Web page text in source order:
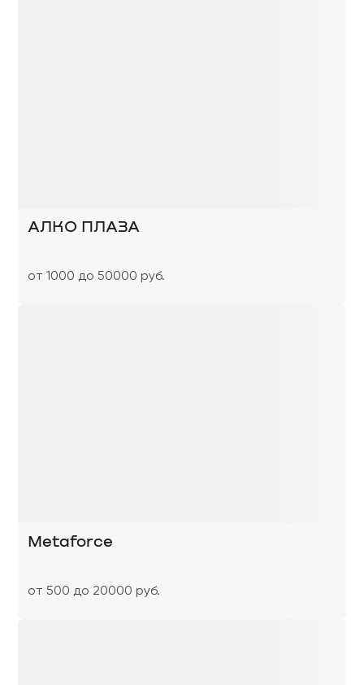
АЛКО ПЛАЗА
от 1000 до 50000 руб.
Metaforce
от 500 до 20000 руб.